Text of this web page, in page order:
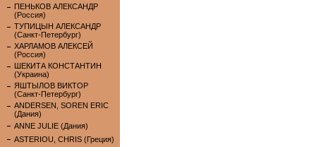
ПЕНЬКОВ АЛЕКСАНДР
(Россия)
ТУПИЦЫН АЛЕКСАНДР
(Санкт-Петербург)
ХАРЛАМОВ АЛЕКСЕЙ
(Россия)
ШЕКИТА КОНСТАНТИН
(Украина)
ЯШТЫЛОВ ВИКТОР
(Санкт-Петербург)
ANDERSEN, SOREN ERIC
(Дания)
ANNE JULIE (Дания)
ASTERIOU, CHRIS (Греция)